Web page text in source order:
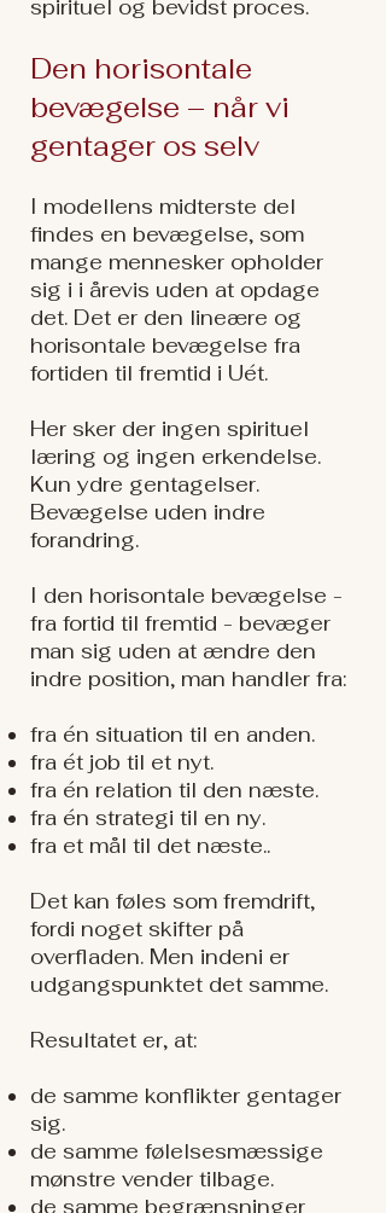
spirituel og bevidst proces.
Den horisontale
bevægelse – når vi
gentager os selv
I modellens midterste del
findes en bevægelse, som
mange mennesker opholder
sig i i årevis uden at opdage
det. Det er den lineære og
horisontale bevægelse fra
fortiden til fremtid i Uét.
Her sker der ingen spirituel
læring og ingen erkendelse.
Kun ydre gentagelser.
Bevægelse uden indre
forandring.
I den horisontale bevægelse -
fra fortid til fremtid - bevæger
man sig uden at ændre den
indre position, man handler fra:
fra én situation til en anden.
fra ét job til et nyt.
fra én relation til den næste.
fra én strategi til en ny.
fra et mål til det næste..
Det kan føles som fremdrift,
fordi noget skifter på
overfladen. Men indeni er
udgangspunktet det samme.
Resultatet er, at:
de samme konflikter gentager
sig.
de samme følelsesmæssige
mønstre vender tilbage.
de samme begrænsninger